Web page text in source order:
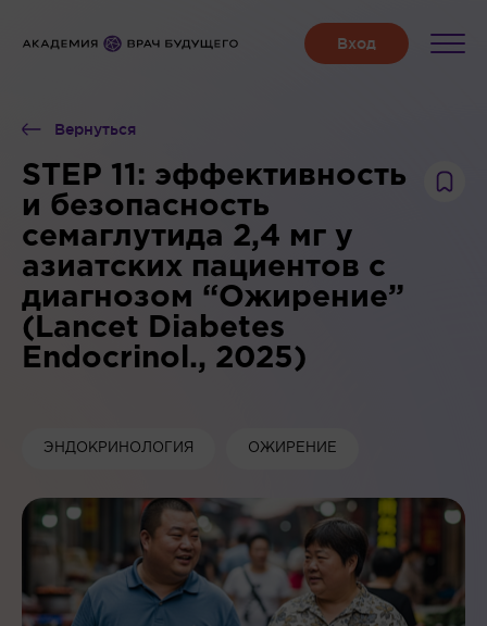
Вернуться
STEP 11: эффективность
и безопасность
семаглутида 2,4 мг у
азиатских пациентов с
диагнозом “Ожирение”
(Lancet Diabetes
Endocrinol., 2025)
ЭНДОКРИНОЛОГИЯ ОЖИРЕНИЕ